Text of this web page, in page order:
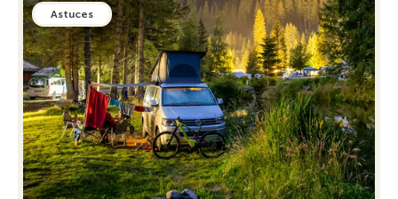
Astuces